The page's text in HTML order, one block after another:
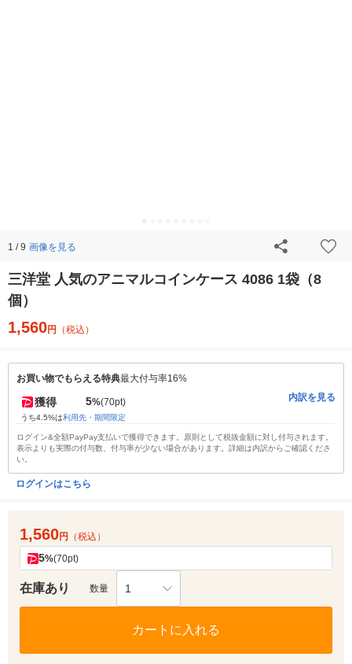
1 / 9 画像を見る
三洋堂 人気のアニマルコインケース 4086 1袋（8
個）
1,560円 （税込）
お買い物でもらえる特典最大付与率16%
獲得 5%(70pt)
うち4.5%は利用先・期間限定
内訳を見る
ログイン&全額PayPay支払いで獲得できます。原則として税抜金額に対し付与されます。
表示よりも実際の付与数、付与率が少ない場合があります。詳細は内訳からご確認くださ
い。
ログインはこちら
1,560円 （税込）
5%(70pt)
在庫あり 数量 1
カートに入れる